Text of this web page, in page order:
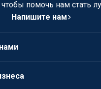
чтобы помочь нам стать
Напишите нам